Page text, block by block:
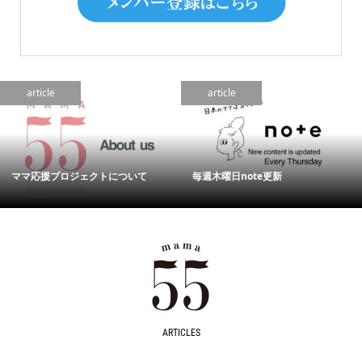
article
ママ応援プロジェクトについて
article
毎週木曜日note更新
ARTICLES